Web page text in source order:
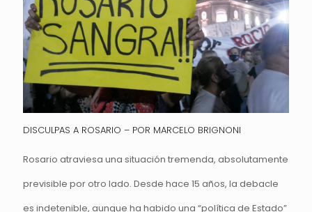
DISCULPAS A ROSARIO – POR MARCELO BRIGNONI
Rosario atraviesa una situación tremenda, absolutamente
previsible por otro lado. Desde hace 15 años, la debacle
es indetenible, aunque ha habido una “política de Estado”